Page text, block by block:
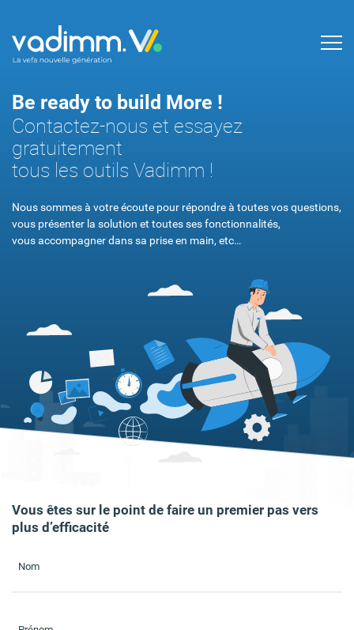
Be ready to build More !
Contactez-nous et essayez
gratuitement
tous les outils Vadimm !
Nous sommes à votre écoute pour répondre à toutes vos questions,
vous présenter la solution et toutes ses fonctionnalités,
vous accompagner dans sa prise en main, etc…
Vous êtes sur le point de faire un premier pas vers
plus d’efficacité
Nom